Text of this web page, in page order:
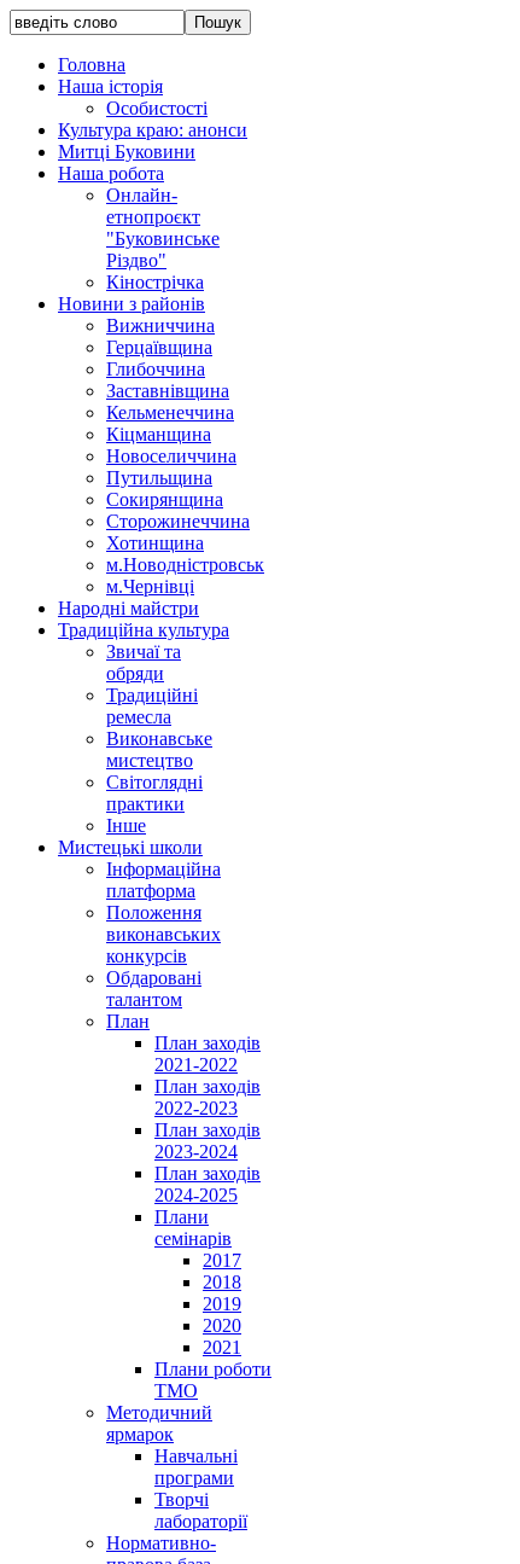
Головна
Наша історія
Особистості
Культура краю: анонси
Митці Буковини
Наша робота
Онлайн-
етнопроєкт
"Буковинське
Різдво"
Кінострічка
Новини з районів
Вижниччина
Герцаївщина
Глибоччина
Заставнівщина
Кельменеччина
Кіцманщина
Новоселиччина
Путильщина
Сокирянщина
Сторожинеччина
Хотинщина
м.Новодністровськ
м.Чернівці
Народні майстри
Традиційна культура
Звичаї та
обряди
Традиційні
ремесла
Виконавське
мистецтво
Світоглядні
практики
Інше
Мистецькі школи
Інформаційна
платформа
Положення
виконавських
конкурсів
Обдаровані
талантом
План
План заходів
2021-2022
План заходів
2022-2023
План заходів
2023-2024
План заходів
2024-2025
Плани
семінарів
2017
2018
2019
2020
2021
Плани роботи
ТМО
Методичний
ярмарок
Навчальні
програми
Творчі
лабораторії
Нормативно-